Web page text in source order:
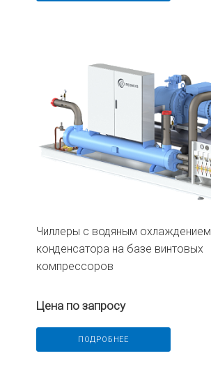
Чиллеры с водяным охлаждением
конденсатора на базе винтовых
компрессоров
Цена по запросу
ПОДРОБНЕЕ